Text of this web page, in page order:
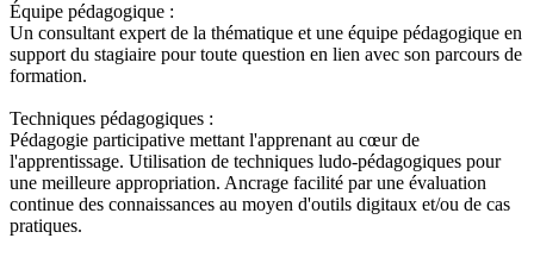
Équipe pédagogique :
Un consultant expert de la thématique et une équipe pédagogique en
support du stagiaire pour toute question en lien avec son parcours de
formation.
Techniques pédagogiques :
Pédagogie participative mettant l'apprenant au cœur de
l'apprentissage. Utilisation de techniques ludo-pédagogiques pour
une meilleure appropriation. Ancrage facilité par une évaluation
continue des connaissances au moyen d'outils digitaux et/ou de cas
pratiques.